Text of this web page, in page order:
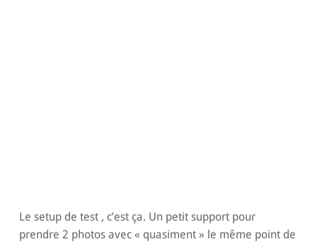
Le setup de test , c’est ça. Un petit support pour
prendre 2 photos avec « quasiment » le même point de